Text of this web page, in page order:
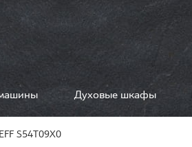
Духовые шкафы
S54T09X0